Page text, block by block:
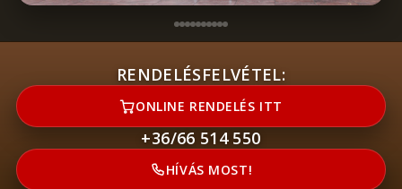
RENDELÉSFELVÉTEL:
ONLINE RENDELÉS ITT
+36/66 514 550
HÍVÁS MOST!